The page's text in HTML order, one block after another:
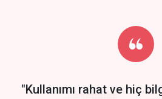
Start by trying our service for 30 days free
required.
"Kullanımı rahat ve hiç